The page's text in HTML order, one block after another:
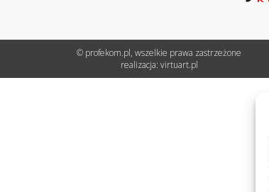
© profekom.pl, wszelkie prawa zastrzeżone
realizacja: virtuart.pl